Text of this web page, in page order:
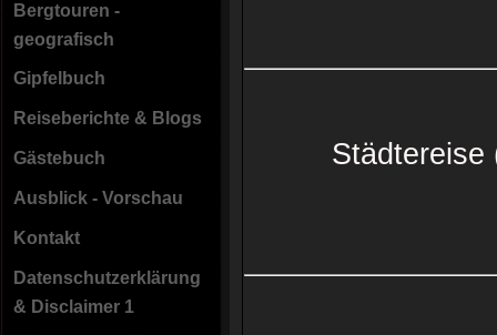
Bergtouren -
geografisch
Gipfelbuch
Reiseberichte & Blogs
Gästebuch
Ausblick - Vorschau
Kontakt
Datenschutzerklärung
& Disclaimer 1
Städtereise